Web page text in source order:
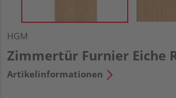
HGM
Zimmertür Furnier Eiche
Artikelinformationen